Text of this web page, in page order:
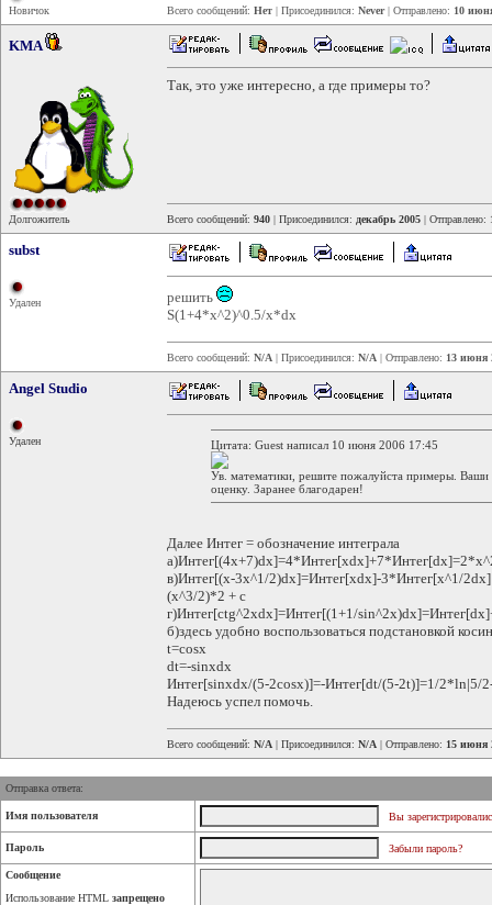
Новичок Всего сообщений: Нет | Присоединился: Never| Отправлено: 10
KMA
Долгожитель
Так, это уже интересно, а где примеры то?
Всего сообщений: 940 | Присоединился: декабрь 2005 | Отправлено:
subst
Удален
решить
S(1+4*x^2)^0.5/x*dx
Всего сообщений: N/A | Присоединился: N/A | Отправлено: 13 июня
Angel Studio
Удален Цитата: Guest написал 10 июня 2006 17:45
Ув. математики, решите пожалуйста примеры.
оценку. Заранее благодарен!
Далее Интег = обозначение интеграла
в)Интег[(x-3x^1/2)dx]=Интег[xdx]-3*Интег[x^1/
(x^3/2)*2 + c
г)Интег[ctg^2xdx]=Интег[(1+1/
б)здесь удобно воспользоваться подстановкой
t=cosx
dt=-sinxdx
Интег[sinxdx/(5-2cosx)]=-Интег[dt/(5-2t)]=1/2*ln|5/
Надеюсь успел помочь.
Всего сообщений: N/A | Присоединился: N/A | Отправлено: 15 июня
Отправка ответа:
Имя пользователя Вы
Пароль Забыли пароль?
Сообщение
Использование HTML запрещено